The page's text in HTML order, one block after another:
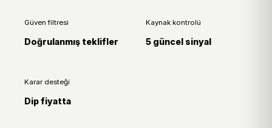
a
Güven filtresi
Doğrulanmış teklifler
Kaynak kontrolü
5 güncel sinyal
Karar desteği
Dip fiyatta